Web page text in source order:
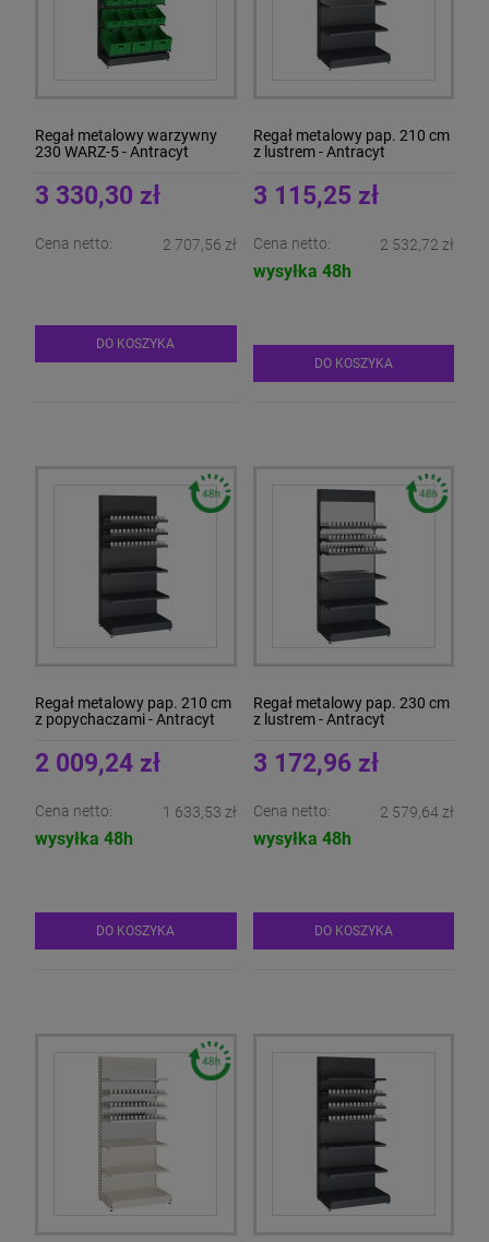
Regał metalowy warzywny
230 WARZ-5 - Antracyt
3 330,30 zł
Cena netto: 2 707,56 zł
DO KOSZYKA
Regał metalowy pap. 210 cm
z lustrem - Antracyt
3 115,25 zł
Cena netto: 2 532,72 zł
wysyłka 48h
DO KOSZYKA
Regał metalowy pap. 210 cm
z popychaczami - Antracyt
2 009,24 zł
Cena netto: 1 633,53 zł
wysyłka 48h
DO KOSZYKA
Regał metalowy pap. 230 cm
z lustrem - Antracyt
3 172,96 zł
Cena netto: 2 579,64 zł
wysyłka 48h
DO KOSZYKA